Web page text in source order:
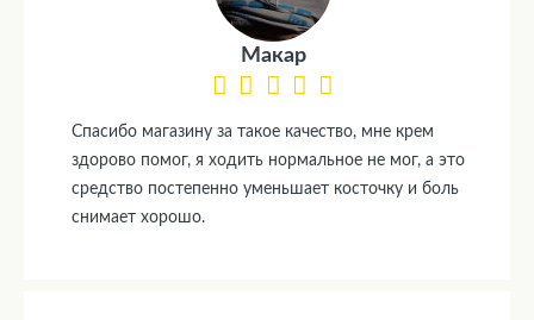
Макар
Спасибо магазину за такое качество, мне крем
здорово помог, я ходить нормальное не мог, а это
средство постепенно уменьшает косточку и боль
снимает хорошо.